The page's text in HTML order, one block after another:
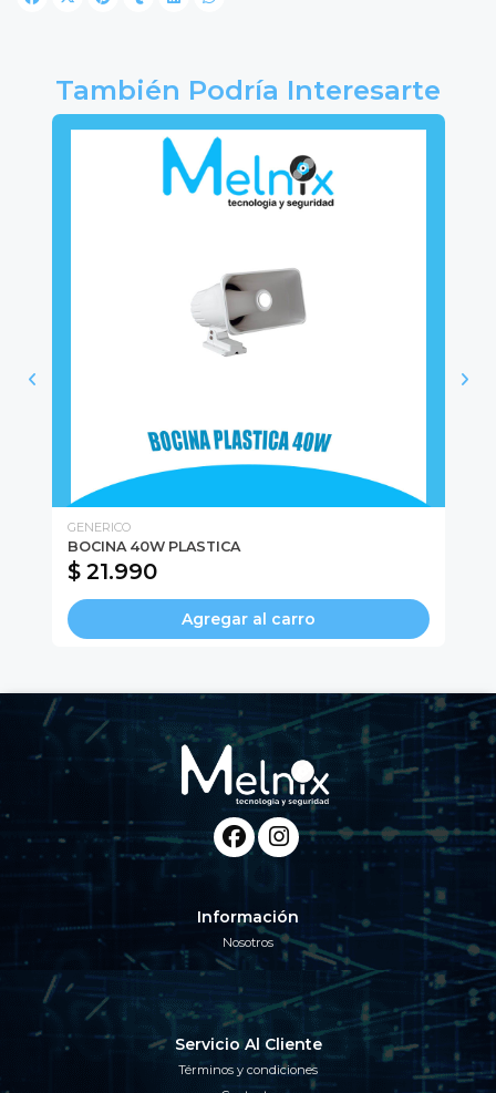
También Podría Interesarte
GENERICO
BOCINA 40W PLASTICA
$ 21.990
Agregar al carro
Información
Nosotros
Servicio Al Cliente
Términos y condiciones